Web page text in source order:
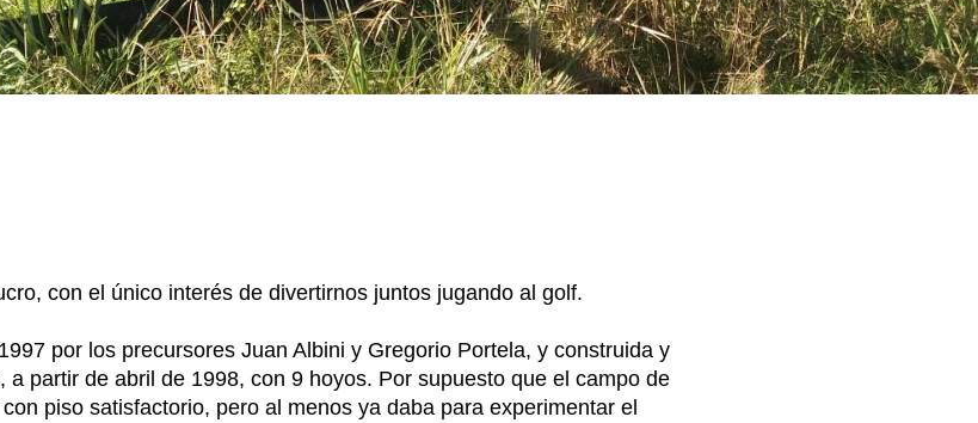
con el único interés de divertirnos juntos jugando al golf.
por los precursores Juan Albini y Gregorio Portela, y construida y
a partir de abril de 1998, con 9 hoyos. Por supuesto que el campo de
piso satisfactorio, pero al menos ya daba para experimentar el